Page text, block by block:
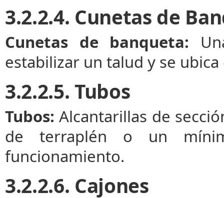
3.2.2.4. Cunetas de
Cunetas de banqueta:
estabilizar un talud y se
3.2.2.5. Tubos
Tubos: Alcantarillas de
de terraplén o un
funcionamiento.
3.2.2.6. Cajones